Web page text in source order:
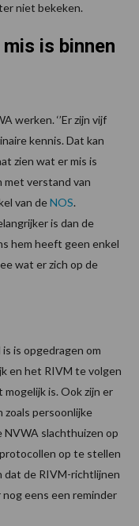
niet bekeken.
is binnen
werken. ‘’Er zijn vijf
kennis. Dat kan
zien wat er mis is
met verstand van
van deNOS.
is dan de
hem heeft geen enkel
wat er zich op de
is opgedragen om
en het RIVM te volgen
is. Ook zijn er
zoals persoonlijke
slachthuizen op
op te stellen
dat de RIVM-richtlijnen
eens een reminder